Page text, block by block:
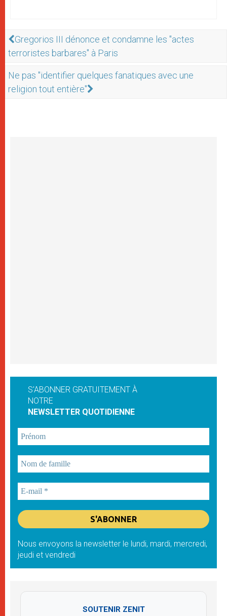
Gregorios III dénonce et condamne les "actes
terroristes barbares" à Paris
Ne pas "identifier quelques fanatiques avec une
religion tout entière "
S'ABONNER GRATUITEMENT À
NOTRE
NEWSLETTER QUOTIDIENNE
Nous envoyons la newsletter le lundi, mardi, mercredi,
jeudi et vendredi
SOUTENIR ZENIT